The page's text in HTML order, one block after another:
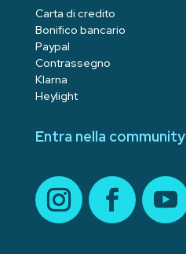
Carta di credito
Bonifico bancario
Paypal
Contrassegno
Klarna
Heylight
Entra nella community